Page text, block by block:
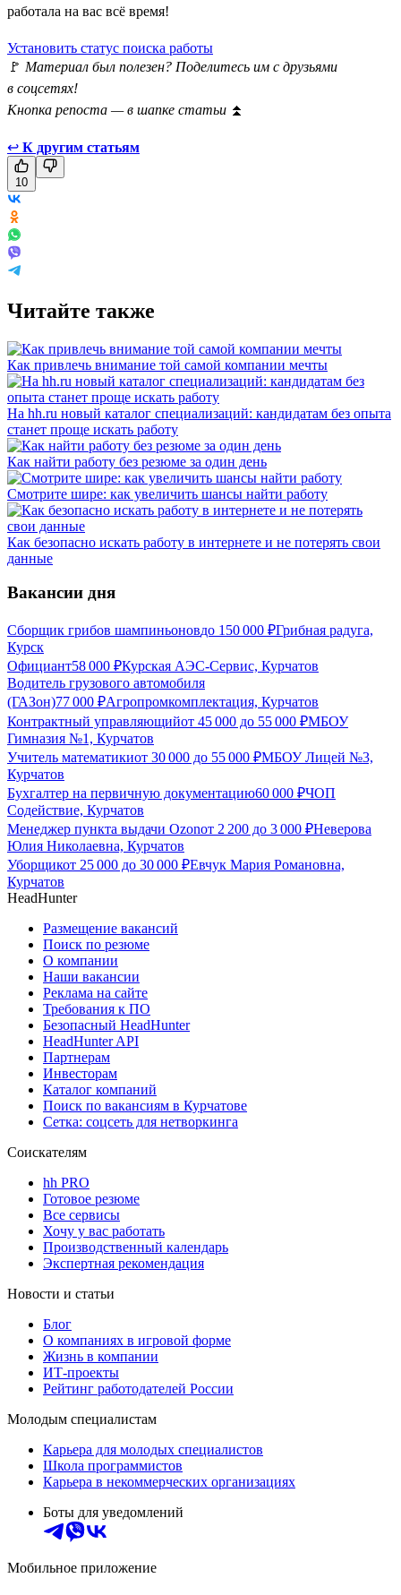
работала на вас всё время!
Установить статус поиска работы
🚩 Материал был полезен? Поделитесь им с друзьями
в соцсетях!
Кнопка репоста — в шапке статьи ⏫
↩ К другим статьям
10
Читайте также
Как привлечь внимание той самой компании мечты
На hh.ru новый каталог специализаций: кандидатам без опыта
станет проще искать работу
Как найти работу без резюме за один день
Смотрите шире: как увеличить шансы найти работу
Как безопасно искать работу в интернете и не потерять свои
данные
Вакансии дня
Сборщик грибов шампиньоновдо 150 000 ₽Грибная радуга,
Курск
Официант58 000 ₽Курская АЭС-Сервис, Курчатов
Водитель грузового автомобиля
(ГАЗон)77 000 ₽Агропромкомплектация, Курчатов
Контрактный управляющийот 45 000 до 55 000 ₽МБОУ
Гимназия №1, Курчатов
Учитель математикиот 30 000 до 55 000 ₽МБОУ Лицей №3,
Курчатов
Бухгалтер на первичную документацию60 000 ₽ЧОП
Содействие, Курчатов
Менеджер пункта выдачи Ozonот 2 200 до 3 000 ₽Неверова
Юлия Николаевна, Курчатов
Уборщикот 25 000 до 30 000 ₽Евчук Мария Романовна,
Курчатов
HeadHunter
Размещение вакансий
Поиск по резюме
О компании
Наши вакансии
Реклама на сайте
Требования к ПО
Безопасный HeadHunter
HeadHunter API
Партнерам
Инвесторам
Каталог компаний
Поиск по вакансиям в Курчатове
Сетка: соцсеть для нетворкинга
Соискателям
hh PRO
Готовое резюме
Все сервисы
Хочу у вас работать
Производственный календарь
Экспертная рекомендация
Новости и статьи
Блог
О компаниях в игровой форме
Жизнь в компании
ИТ-проекты
Рейтинг работодателей России
Молодым специалистам
Карьера для молодых специалистов
Школа программистов
Карьера в некоммерческих организациях
Боты для уведомлений
Мобильное приложение